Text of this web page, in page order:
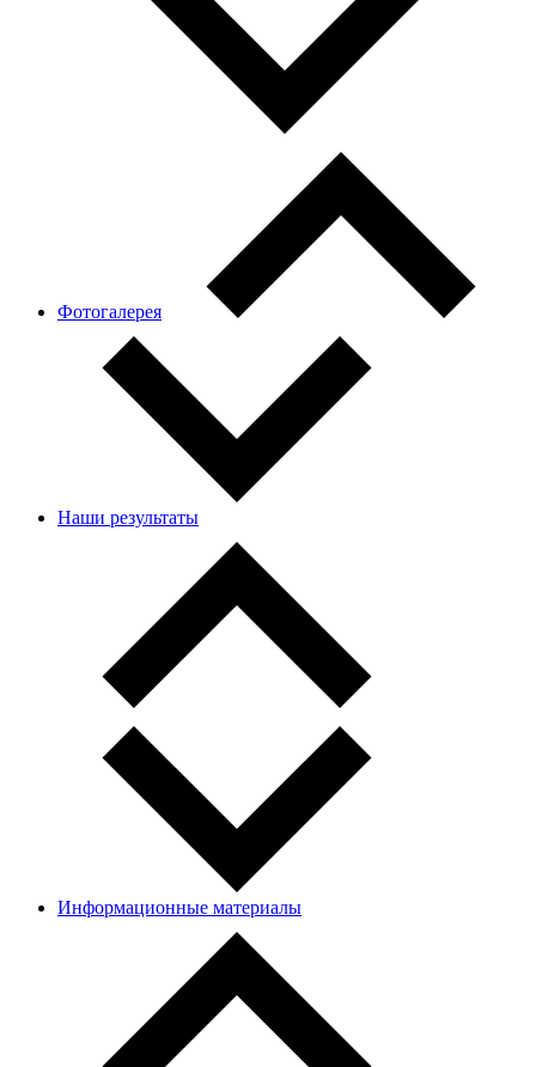
Фотогалерея
Наши результаты
Информационные материалы